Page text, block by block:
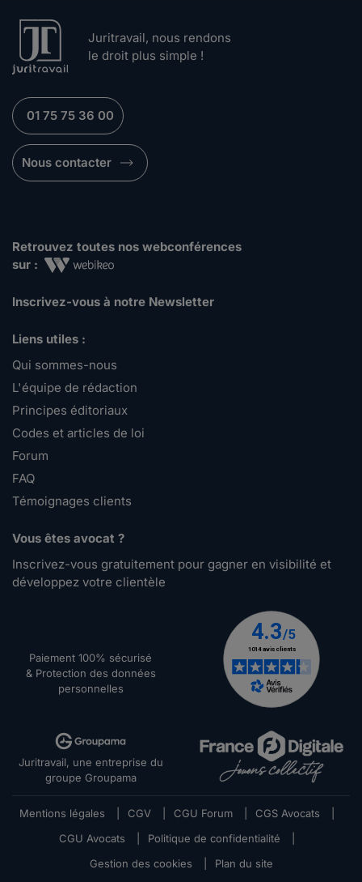
Juritravail, nous rendons
le droit plus simple !
01 75 75 36 00
Nous contacter
Retrouvez toutes nos webconférences
sur :
Inscrivez-vous à notre Newsletter
Liens utiles :
Qui sommes-nous
L'équipe de rédaction
Principes éditoriaux
Codes et articles de loi
Forum
FAQ
Témoignages clients
Vous êtes avocat ?
Inscrivez-vous gratuitement pour gagner en visibilité et
développez votre clientèle
Paiement 100% sécurisé
& Protection des données
personnelles
Juritravail, une entreprise du
groupe Groupama
Mentions légales CGV CGU Forum CGS Avocats
CGU Avocats
Politique de confidentialité
Gestion des cookies
Plan du site